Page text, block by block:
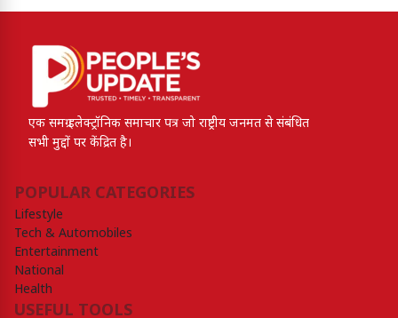
एक समग्र इलेक्ट्रॉनिक समाचार पत्र जो राष्ट्रीय जनमत से संबंधित
सभी मुद्दों पर केंद्रित है।
POPULAR CATEGORIES
Lifestyle
Tech & Automobiles
Entertainment
National
Health
USEFUL TOOLS